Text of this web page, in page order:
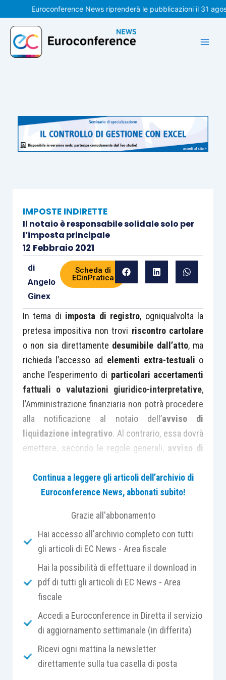
al
contenuto
Euroconference News riprenderà le pubblicazioni il 31 agosto.
IMPOSTE INDIRETTE
Il notaio è responsabile solidale solo per
l’imposta principale
12 Febbraio 2021
di
Angelo
Ginex
Scheda di
ECinPratica
In tema di imposta di registro, ogniqualvolta la
pretesa impositiva non trovi riscontro cartolare
o non sia direttamente desumibile dall’atto, ma
richieda l’accesso ad elementi extra-testuali o
anche l’esperimento di particolari accertamenti
fattuali o valutazioni giuridico-interpretative,
l’Amministrazione finanziaria non potrà procedere
alla notificazione al notaio dell’avviso di
liquidazione integrativo. Al contrario, essa dovrà
emettere, secondo le regole generali, avviso di
contraentiin relazione ad un’ impostache ha
natura necessariamentecomplementare.
Corte di Cassazioneconordinanza n. 3456
depositata ieri, la quale richiama precedenti
analoghi in materia di riqualificazione dell’attoex
articolo 20 D.P.R. 131/1986(cfr., Cass. sent.
19.05.2008, n. 12608
;Cass. sent. 7.06.2019, n. 15450).
notificava ad un
maggiore imposta di registro
Continua a leggere gli articoli dell’archivio di
Euroconference News, abbonati subito!
Grazie all'abbonamento
Hai accesso all'archivio completo con tutti
gli articoli di EC News - Area fiscale
Hai la possibilità di effettuare il download in
pdf di tutti gli articoli di EC News - Area
fiscale
Accedi a Euroconference in Diretta il servizio
di aggiornamento settimanale (in differita)
Ricevi ogni mattina la newsletter
direttamente sulla tua casella di posta